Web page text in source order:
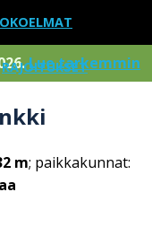
RAJOITUKSET
Lue tarkemmin
m; paikkakunnat: